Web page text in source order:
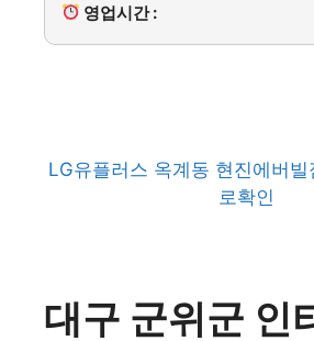
영업시간 :
LG유플러스 옥계동 현진에버
로확인
대구 군위군 인